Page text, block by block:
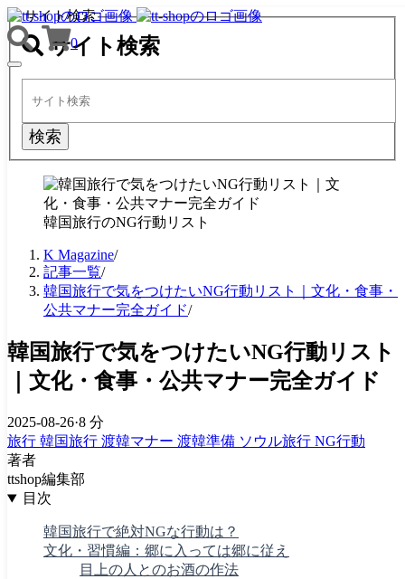
0
TOGGLE
NAVIGATION
サイト検索
サイト検索
検索
韓国旅行のNG行動リスト
K Magazine/
記事一覧/
韓国旅行で気をつけたいNG行動リスト｜文化・食事・
公共マナー完全ガイド/
韓国旅行で気をつけたいNG行動リスト
｜文化・食事・公共マナー完全ガイド
2025-08-26·8 分
旅行 韓国旅行 渡韓マナー 渡韓準備 ソウル旅行 NG行動
著者
ttshop編集部
目次
韓国旅行で絶対NGな行動は？
文化・習慣編：郷に入っては郷に従え
目上の人とのお酒の作法